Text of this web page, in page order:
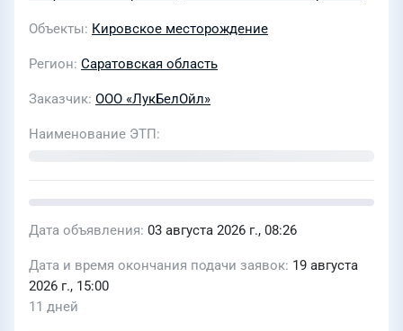
попутных вод и вод, использованных
технологических нужд при разведке и
добыче углеводородного сырья в
пределах Кировского участка недр
Объекты Кировское месторождение
Регион Саратовская область
Заказчик ООО «ЛукБелОйл»
Наименование ЭТП
Дата объявления 03 августа 2026 г., 08:26
Дата и время окончания подачи заявок 19 августа
2026 г., 15:00
11 дней